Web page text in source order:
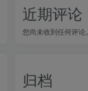
加盟知拾光，搭建同款项目资源站，实现日入2000+
近期评论
您尚未收到任何评论。
归档